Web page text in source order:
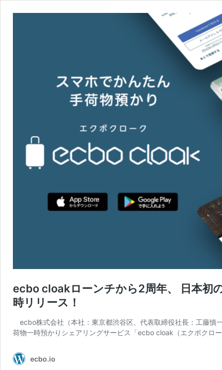
ecbo cloakローンチから2周年、 日本初
時リリース！
ecbo株式会社（本社：東京都渋谷区、代表取締役社長：工藤慎
荷物一時預かりシェアリングサービス「ecbo cloak（エクボクロ
ecbo.io